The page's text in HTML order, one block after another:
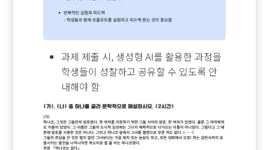
과제 제출 시, 생성형 AI를 활용한 과정을
학생들이 성찰하고 공유할 수 있도록 안
내해야 함